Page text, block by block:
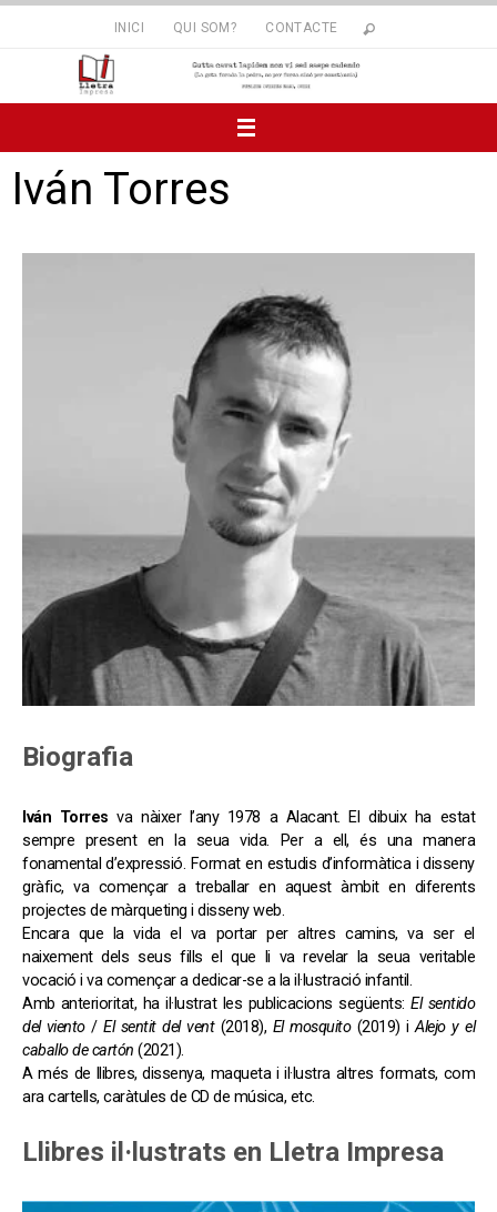
INICI QUI SOM? CONTACTE
Iván Torres
Biografia
Iván Torres va nàixer l’any 1978 a Alacant. El dibuix ha estat
sempre present en la seua vida. Per a ell, és una manera
fonamental d’expressió. Format en estudis d’informàtica i disseny
gràfic, va començar a treballar en aquest àmbit en diferents
projectes de màrqueting i disseny web.
Encara que la vida el va portar per altres camins, va ser el
naixement dels seus fills el que li va revelar la seua veritable
vocació i va començar a dedicar-se a la il·lustració infantil.
Amb anterioritat, ha il·lustrat les publicacions següents: El sentido
del viento/El sentit del vent(2018), El mosquito(2019) iAlejo y el
caballo de cartón (2021).
A més de llibres, dissenya, maqueta i il·lustra altres formats, com
ara cartells, caràtules de CD de música, etc.
Llibres il·lustrats en Lletra Impresa